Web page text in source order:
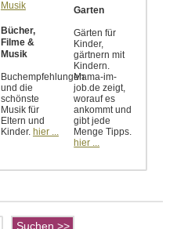
Bücher,
Filme &
Musik
Buchempfehlungen
und die
schönste
Musik für
Eltern und
Kinder. hier ...
Garten
Gärten für
Kinder,
gärtnern mit
Kindern.
Mama-im-
job.de zeigt,
worauf es
ankommt und
gibt jede
Menge Tipps.
hier ...